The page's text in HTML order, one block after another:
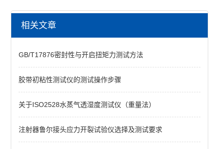
医疗器械检测仪器
锋利度测试仪
牙科种植体动态疲劳试验
球囊导管爆破压力测试仪
摩擦力测试仪
导管导丝摩擦试验机
相关文章
GB/T17876密封性与开启扭矩力测试方法
胶带初粘性测试仪的测试操作步骤
关于ISO2528水蒸气透湿度测试仪（重量法）
注射器鲁尔接头应力开裂试验仪选择及测试要求